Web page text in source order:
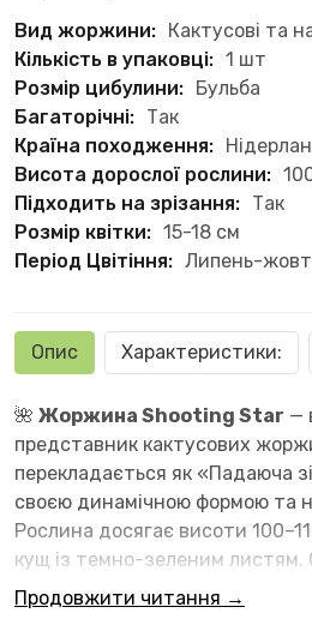
Вид жоржини: Кактусові та
Кількість в упаковці: 1 шт
Розмір цибулини: Бульба
Багаторічні: Так
Країна походження:
Висота дорослої рослини:
Підходить на зрізання: Так
Розмір квітки: 15-18 см
Період Цвітіння: Липень-
Опис Характеристики:
🌺 Жоржина Shooting Star —
представник кактусових
перекладається як «Падаюча
своєю динамічною формою та
Рослина досягає висоти
кущ із темно-зеленим листям.
діаметром 15–18 см,
Продовжити читання →